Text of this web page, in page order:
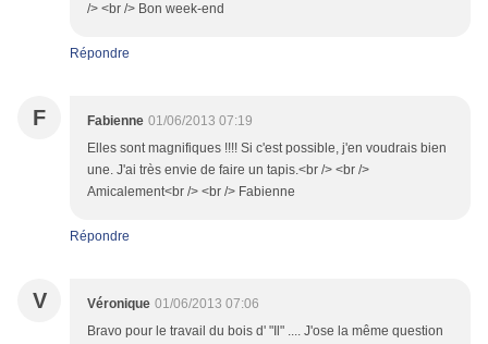
/> <br /> Bon week-end
Répondre
F Fabienne 01/06/2013 07:19
Elles sont magnifiques !!!! Si c'est possible, j'en voudrais bien
une. J'ai très envie de faire un tapis.<br /> <br />
Amicalement<br /> <br /> Fabienne
Répondre
V Véronique 01/06/2013 07:06
Bravo pour le travail du bois d' "Il" .... J'ose la même question